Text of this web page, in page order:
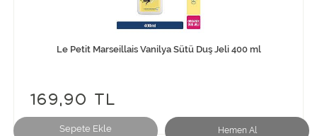
Sepete Ekle Hemen Al
Le Petit Marseillais Vanilya Sütü Duş Jeli 400 ml
169,90 TL